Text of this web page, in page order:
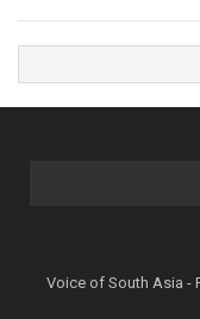
Voice of South Asia -